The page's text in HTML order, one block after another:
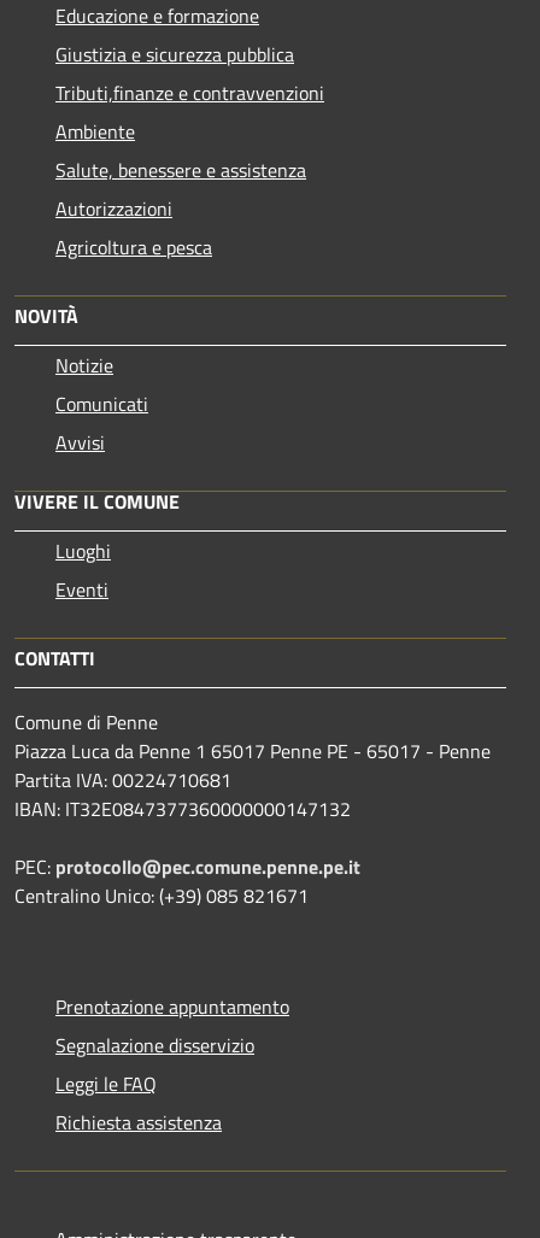
Educazione e formazione
Giustizia e sicurezza pubblica
Tributi,finanze e contravvenzioni
Ambiente
Salute, benessere e assistenza
Autorizzazioni
Agricoltura e pesca
NOVITÀ
Notizie
Comunicati
Avvisi
VIVERE IL COMUNE
Luoghi
Eventi
CONTATTI
Comune di Penne
Piazza Luca da Penne 1 65017 Penne PE - 65017 - Penne
Partita IVA: 00224710681
IBAN: IT32E0847377360000000147132
PEC: protocollo@pec.comune.penne.pe.it
Centralino Unico: (+39) 085 821671
Prenotazione appuntamento
Segnalazione disservizio
Leggi le FAQ
Richiesta assistenza